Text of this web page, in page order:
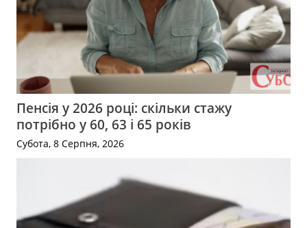
Пенсія у 2026 році: скільки стажу
потрібно у 60, 63 і 65 років
Субота, 8 Серпня, 2026